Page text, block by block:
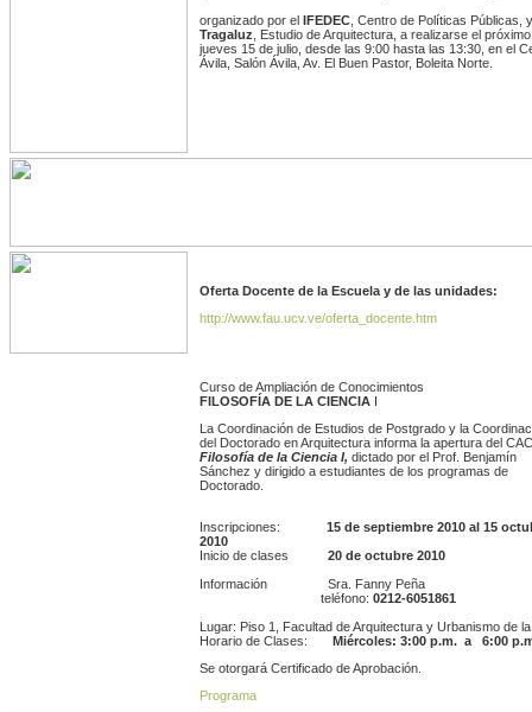
organizado por el IFEDEC , Centro de Políticas Públicas, y
Tragaluz , Estudio de Arquitectura, a realizarse el próximo
jueves 15 de julio, desde las 9:00 hasta las 13:30, en el
Ávila, Salón Ávila, Av. El Buen Pastor, Boleita Norte.
Oferta Docente de la Escuela y de las unidades:
http://www.fau.ucv.ve/oferta_docente.htm
Curso de Ampliación de Conocimientos
FILOSOFÍA DE LA CIENCIA I
La Coordinación de Estudios de Postgrado y la
del Doctorado en Arquitectura informa la apertura del CAC
Filosofía de la Ciencia I, dictado por el Prof. Benjamín
Sánchez y dirigido a estudiantes de los programas de
Doctorado.
Inscripciones: 15 de septiembre 2010 al 15
2010
Inicio de clases 20 de octubre 2010
Información Sra. Fanny Peña
teléfono: 0212-6051861
Lugar: Piso 1, Facultad de Arquitectura y Urbanismo de
Horario de Clases: Miércoles: 3:00 p.m. a 6:00
Se otorgará Certificado de Aprobación.
Programa